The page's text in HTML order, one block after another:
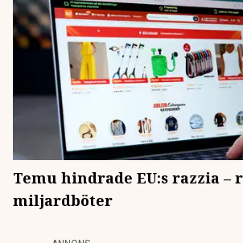
Temu hindrade EU:s razzia –
miljardböter